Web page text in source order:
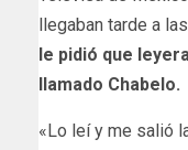
llegaban tarde a
le pidió que
llamado Chabelo.
«Lo leí y me salió